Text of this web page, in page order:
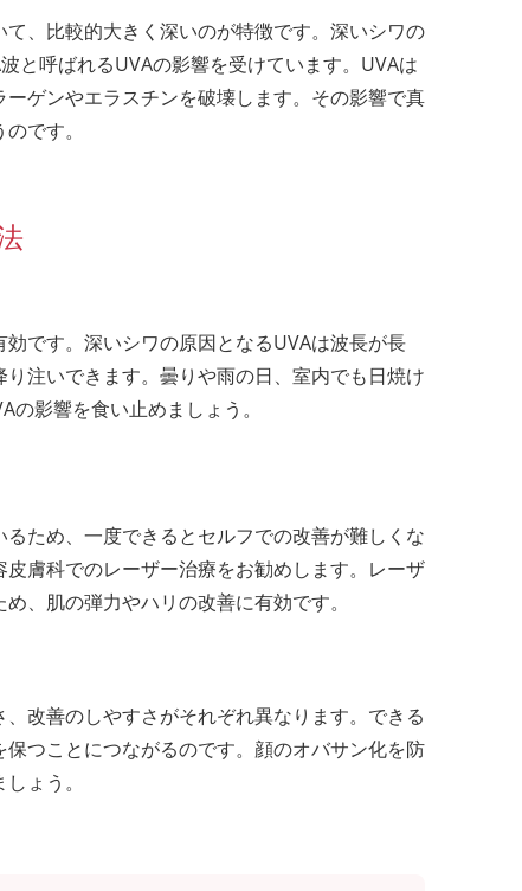
、比較的大きく深いのが特徴です。深いシワの
と呼ばれるUVAの影響を受けています。UVAは
ゲンやエラスチンを破壊します。その影響で真
です。
です。深いシワの原因となるUVAは波長が長
注いできます。曇りや雨の日、室内でも日焼け
影響を食い止めましょう。
ため、一度できるとセルフでの改善が難しくな
膚科でのレーザー治療をお勧めします。レーザ
、肌の弾力やハリの改善に有効です。
改善のしやすさがそれぞれ異なります。できる
つことにつながるのです。顔のオバサン化を防
ょう。